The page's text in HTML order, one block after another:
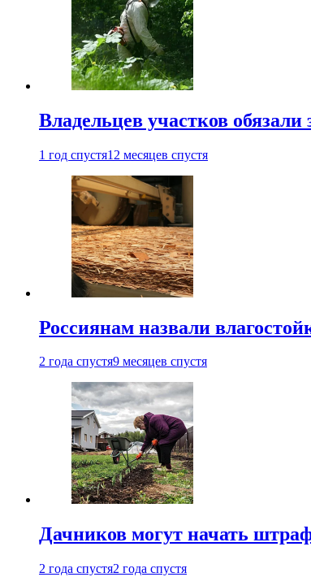
Владельцев участков
1 год спустя12 месяцев спустя
Россиянам назвали
2 года спустя9 месяцев спустя
Дачников могут начать
2 года спустя2 года спустя